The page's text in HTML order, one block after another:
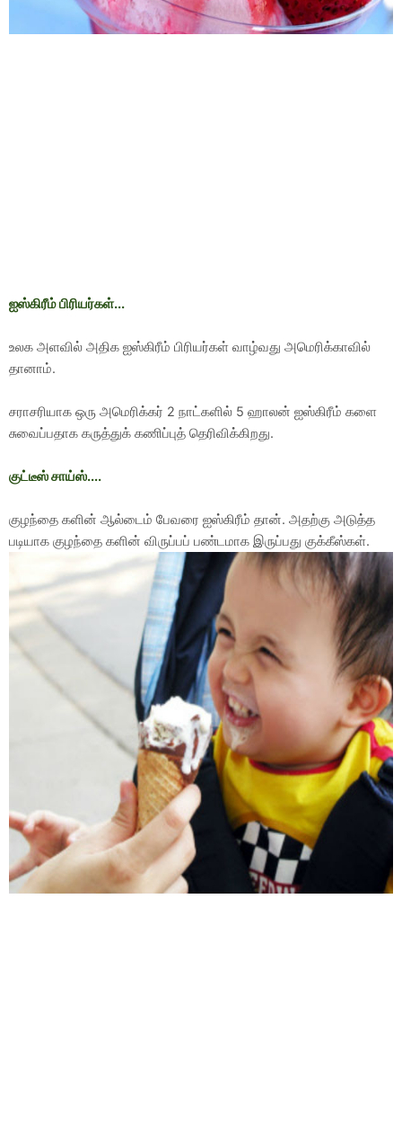
ஐஸ்கிரீம் பிரியர்கள்...
உலக அளவில் அதிக ஐஸ்கிரீம் பிரியர்கள் வாழ்வது அமெரிக்காவில்
தானாம்.
சராசரியாக ஒரு அமெரிக்கர் 2 நாட்களில் 5 ஹாலன் ஐஸ்கிரீம் களை
சுவைப்பதாக கருத்துக் கணிப்புத் தெரிவிக்கிறது.
குட்டீஸ் சாய்ஸ்....
குழந்தை களின் ஆல்டைம் பேவரை ஐஸ்கிரீம் தான். அதற்கு அடுத்த
படியாக குழந்தை களின் விருப்பப் பண்டமாக இருப்பது குக்கீஸ்கள்.